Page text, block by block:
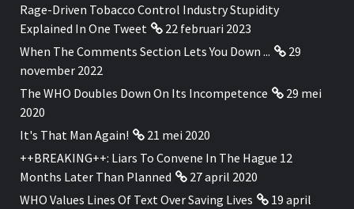
Rage-Driven Tobacco Control Industry Stupidity
Explained In One Tweet
22 februari 2023
When The Comments Section Lets You Down ...
29
november 2022
The WHO Doubles Down On Its Incompetence
29 mei
2020
It's That Man Again!
21 mei 2020
++BREAKING++: Liars To Convene In The Hague 12
Months Later Than Planned
27 april 2020
WHO Values Lines Of Text Over Saving Lives
19 april